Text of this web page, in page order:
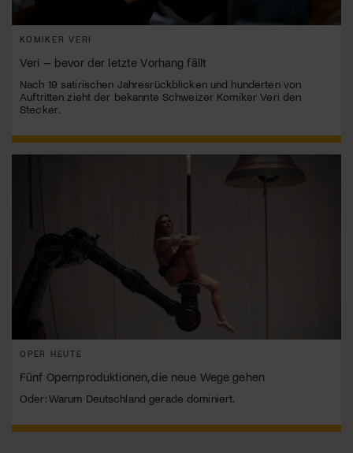
KOMIKER VERI
Veri – bevor der letzte Vorhang fällt
Nach 19 satirischen Jahresrückblicken und hunderten von
Auftritten zieht der bekannte Schweizer Komiker Veri den
Stecker.
OPER HEUTE
Fünf Opernproduktionen, die neue Wege gehen
Oder: Warum Deutschland gerade dominiert.